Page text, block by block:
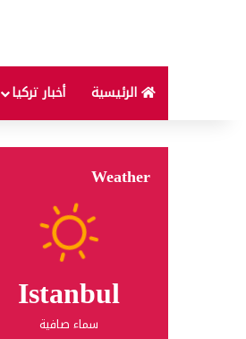
الرئيسية أخبار تركيا
Weather
Istanbul
سماء صافية